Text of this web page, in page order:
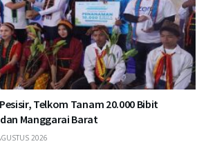
Telkom Tanam 20.000 Bibit
Manggarai Barat
2026